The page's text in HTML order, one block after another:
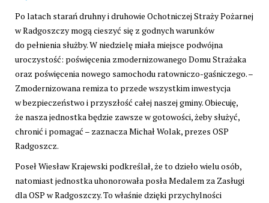
Po latach starań druhny i druhowie Ochotniczej Straży Pożarnej
w Radgoszczy mogą cieszyć się z godnych warunków
do pełnienia służby. W niedzielę miała miejsce podwójna
uroczystość: poświęcenia zmodernizowanego Domu Strażaka
oraz poświęcenia nowego samochodu ratowniczo-gaśniczego. –
Zmodernizowana remiza to przede wszystkim inwestycja
w bezpieczeństwo i przyszłość całej naszej gminy. Obiecuję,
że nasza jednostka będzie zawsze w gotowości, żeby służyć,
chronić i pomagać – zaznacza Michał Wolak, prezes OSP
Radgoszcz.
PosełWiesław Krajewski podkreślał, że to dzieło wielu osób,
natomiast jednostka uhonorowała posła Medalem za Zasługi
dlaOSP w Radgoszczy. To właśnie dzięki przychylności